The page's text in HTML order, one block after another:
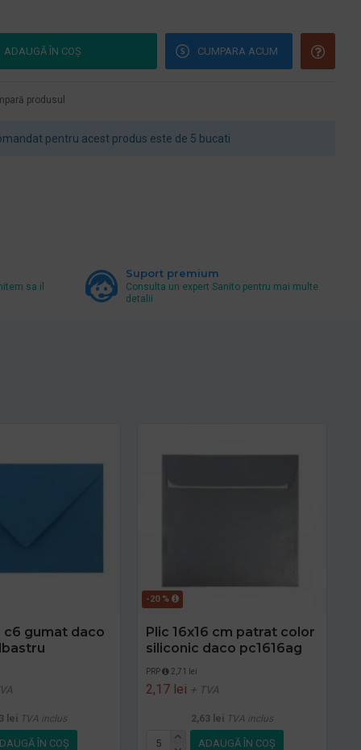
ADAUGĂ ÎN COŞ CUMPARA ACUM
produsul
pentru acest produs este de 5 bucati
sa il
Suport premium
Consulta un expert Sanito pentru mai multe
detalii
c6 gumat daco
lei TVA inclus
ÎN COŞ
-20 %
Plic 16x16 cm patrat color
siliconic daco pc1616ag
PRP 2,71 lei
2,17 lei + TVA
2,63 lei TVA inclus
ADAUGĂ ÎN COŞ